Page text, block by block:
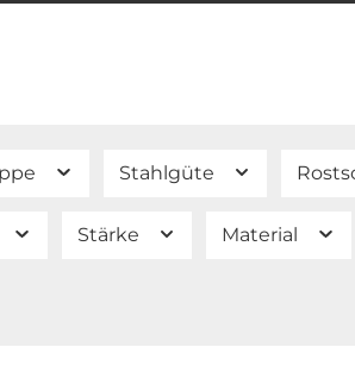
Stahlgüte
Stärke Material